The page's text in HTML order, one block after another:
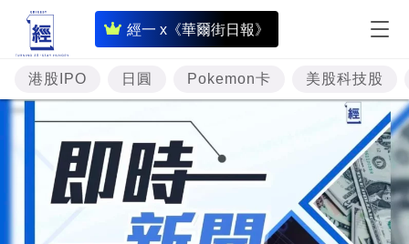
經一 x《華爾街日報》
即
時
財
經
題
投
港股IPO 日圓 Pokemon卡 美股科技股